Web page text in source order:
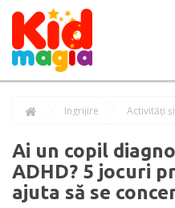
Îngrijire Activități
Ai un copil
ADHD? 5 jocuri
ajuta să se